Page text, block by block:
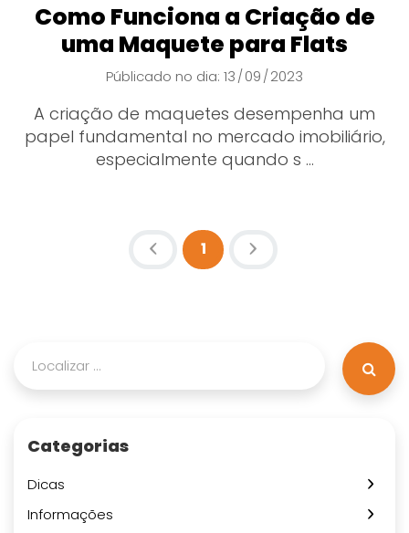
Como Funciona a Criação de
uma Maquete para Flats
Públicado no dia: 13 / 09 / 2023
A criação de maquetes desempenha um
papel fundamental no mercado imobiliário,
especialmente quando s ...
1 (atual)
Categorias
Dicas
Informações